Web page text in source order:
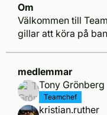
Om
Välkommen till
gillar att köra på
medlemmar
Tony Grönberg
Teamchef
kristian.ruther